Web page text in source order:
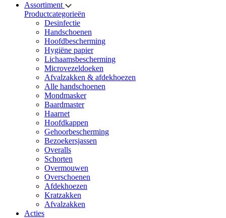
Assortiment
Productcategorieën
Desinfectie
Handschoenen
Hoofdbescherming
Hygiëne papier
Lichaamsbescherming
Microvezeldoeken
Afvalzakken & afdekhoezen
Alle handschoenen
Mondmasker
Baardmaster
Haarnet
Hoofdkappen
Gehoorbescherming
Bezoekersjassen
Overalls
Schorten
Overmouwen
Overschoenen
Afdekhoezen
Kratzakken
Afvalzakken
Acties